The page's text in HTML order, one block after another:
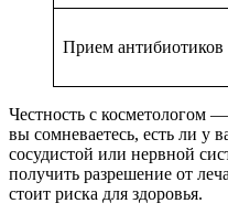
Прием антибиотиков
Честность с косметологом
вы сомневаетесь, есть ли у
сосудистой или нервной
получить разрешение от
стоит риска для здоровья.